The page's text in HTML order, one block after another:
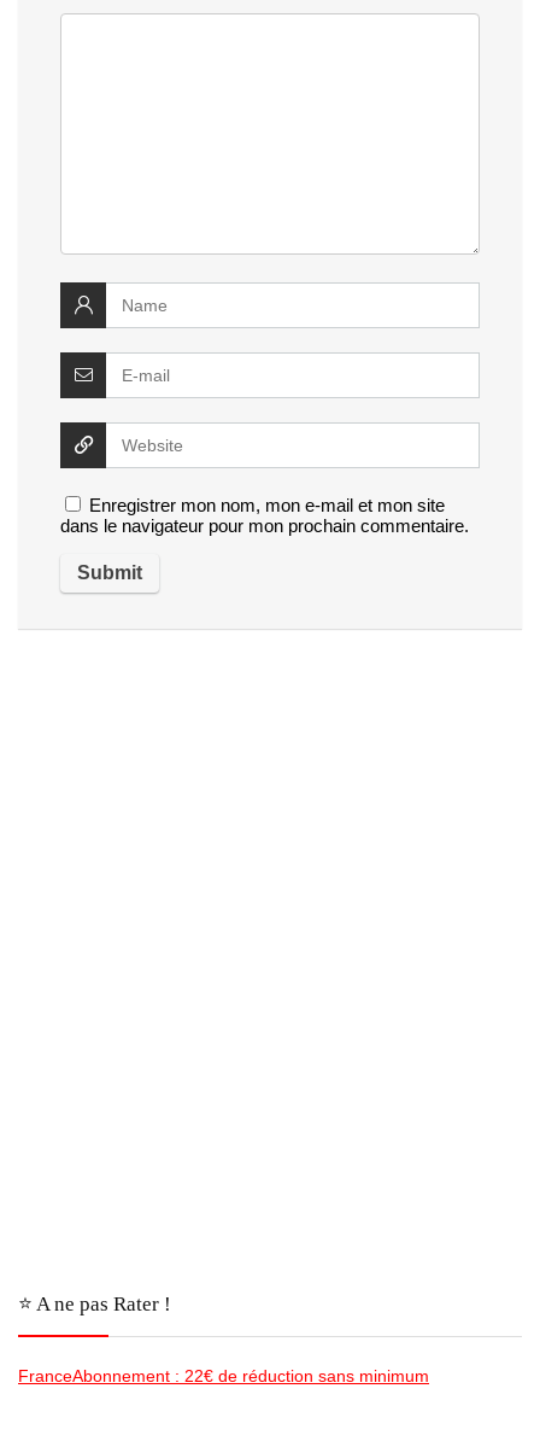
Enregistrer mon nom, mon e-mail et mon site
dans le navigateur pour mon prochain commentaire.
⭐️ A ne pas Rater !
FranceAbonnement : 22€ de réduction sans minimum